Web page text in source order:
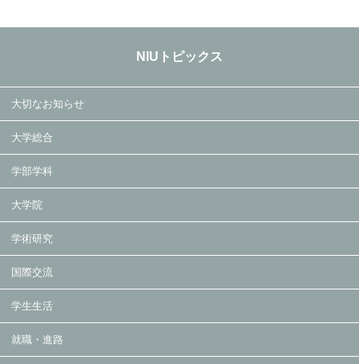
NIUトピックス
大切なお知らせ
大学総合
学部学科
大学院
学術研究
国際交流
学生生活
就職・進路